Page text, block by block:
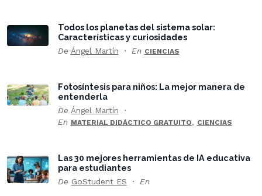
Todos los planetas del sistema solar:
Características y curiosidades
De Ángel Martín En CIENCIAS
Fotosíntesis para niños: La mejor manera de
entenderla
De Ángel Martín
En MATERIAL DIDÁCTICO GRATUITO, CIENCIAS
Las 30 mejores herramientas de IA educativa
para estudiantes
De GoStudent ES En